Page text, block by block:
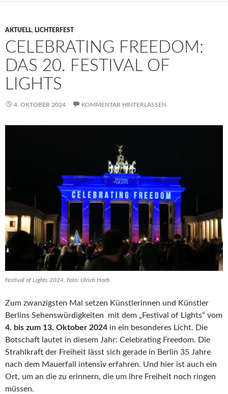
AKTUELL, LICHTERFEST
CELEBRATING FREEDOM:
DAS 20. FESTIVAL OF
LIGHTS
4. OKTOBER 2024 KOMMENTAR HINTERLASSEN
Festival of Lights 2024. Foto: Ulrich Horb
Zum zwanzigsten Mal setzen Künstlerinnen und Künstler
Berlins Sehenswürdigkeiten mit dem „Festival of Lights“ vom
4. bis zum 13. Oktober 2024 in ein besonderes Licht. Die
Botschaft lautet in diesem Jahr: Celebrating Freedom. Die
Strahlkraft der Freiheit lässt sich gerade in Berlin 35 Jahre
nach dem Mauerfall intensiv erfahren. Und hier ist auch ein
Ort, um an die zu erinnern, die um ihre Freiheit noch ringen
müssen.